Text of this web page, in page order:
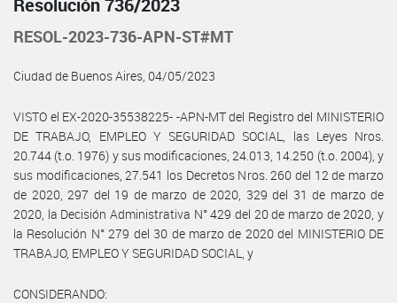
RESOL-2023-736-APN-ST#MT
Ciudad de Buenos Aires, 04/05/2023
VISTO el EX-2020-35538225- -APN-MT del Registro del MINISTERIO
DE TRABAJO, EMPLEO Y SEGURIDAD SOCIAL, las Leyes Nros.
20.744 (t.o. 1976) y sus modificaciones, 24.013, 14.250 (t.o. 2004), y
sus modificaciones, 27.541 los Decretos Nros. 260 del 12 de marzo
de 2020, 297 del 19 de marzo de 2020, 329 del 31 de marzo de
2020, la Decisión Administrativa N° 429 del 20 de marzo de 2020, y
la Resolución N° 279 del 30 de marzo de 2020 del MINISTERIO DE
TRABAJO, EMPLEO Y SEGURIDAD SOCIAL, y
CONSIDERANDO: